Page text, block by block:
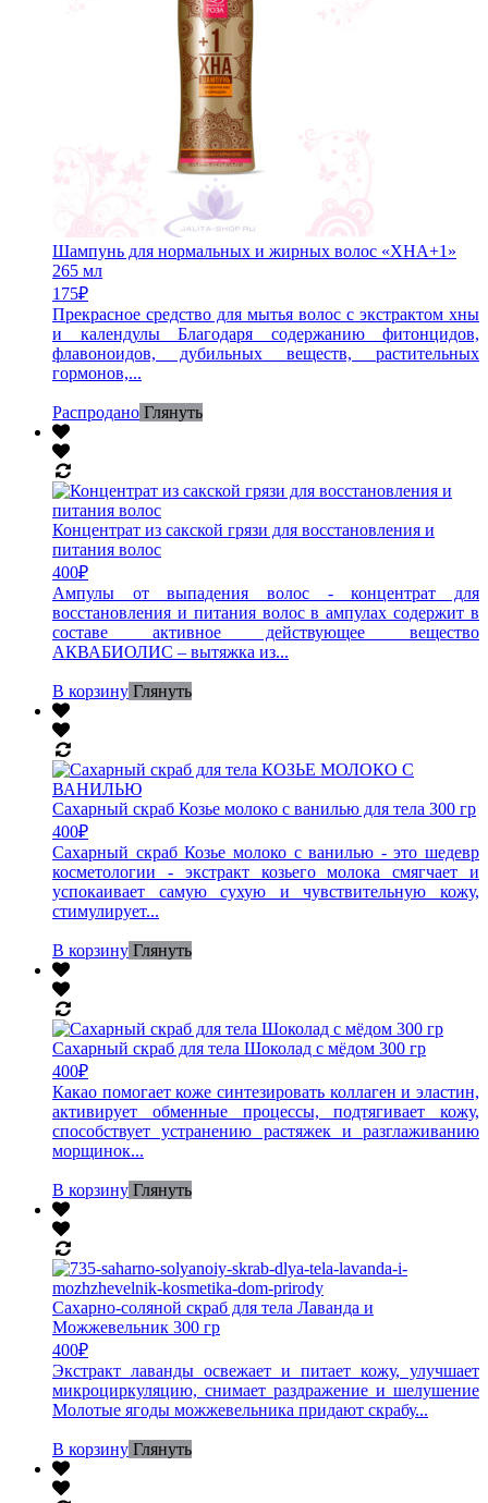
Шампунь для нормальных и жирных волос «ХНА+1»
265 мл
175₽
Прекрасное средство для мытья волос с экстрактом хны
и календулы Благодаря содержанию фитонцидов,
флавоноидов, дубильных веществ, растительных
гормонов,...
Распродано Глянуть
Концентрат из сакской грязи для восстановления и
питания волос
400₽
Ампулы от выпадения волос - концентрат для
восстановления и питания волос в ампулах содержит в
составе активное действующее вещество
АКВАБИОЛИС – вытяжка из...
В корзину Глянуть
Сахарный скраб Козье молоко с ванилью для тела 300 гр
400₽
Сахарный скраб Козье молоко с ванилью - это шедевр
косметологии - экстракт козьего молока смягчает и
успокаивает самую сухую и чувствительную кожу,
стимулирует...
В корзину Глянуть
Сахарный скраб для тела Шоколад с мёдом 300 гр
400₽
Какао помогает коже синтезировать коллаген и эластин,
активирует обменные процессы, подтягивает кожу,
способствует устранению растяжек и разглаживанию
морщинок...
В корзину Глянуть
Сахарно-соляной скраб для тела Лаванда и
Можжевельник 300 гр
400₽
Экстракт лаванды освежает и питает кожу, улучшает
микроциркуляцию, снимает раздражение и шелушение
Молотые ягоды можжевельника придают скрабу...
В корзину Глянуть